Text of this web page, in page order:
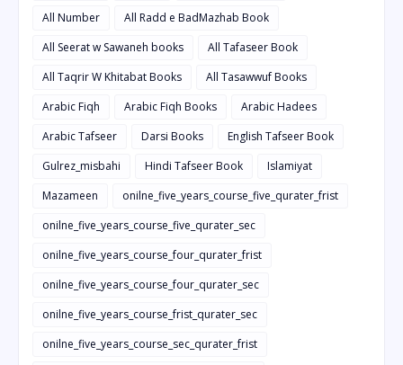
All Number
All Radd e BadMazhab Book
All Seerat w Sawaneh books
All Tafaseer Book
All Taqrir W Khitabat Books
All Tasawwuf Books
Arabic Fiqh
Arabic Fiqh Books
Arabic Hadees
Arabic Tafseer
Darsi Books
English Tafseer Book
Gulrez_misbahi
Hindi Tafseer Book
Islamiyat
Mazameen
onilne_five_years_course_five_qurater_frist
onilne_five_years_course_five_qurater_sec
onilne_five_years_course_four_qurater_frist
onilne_five_years_course_four_qurater_sec
onilne_five_years_course_frist_qurater_sec
onilne_five_years_course_sec_qurater_frist